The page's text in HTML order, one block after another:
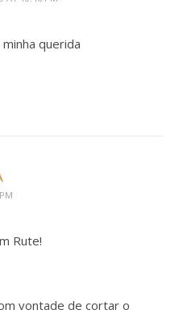
querida
Rute!
vontade de cortar o